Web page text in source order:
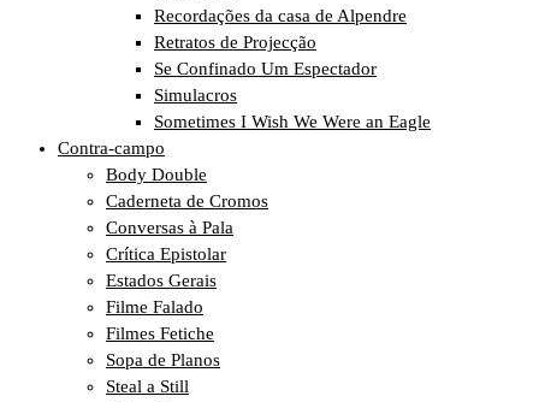
Recordações da casa de Alpendre
Retratos de Projecção
Se Confinado Um Espectador
Simulacros
Sometimes I Wish We Were an Eagle
Contra-campo
Body Double
Caderneta de Cromos
Conversas à Pala
Crítica Epistolar
Estados Gerais
Filme Falado
Filmes Fetiche
Sopa de Planos
Steal a Still